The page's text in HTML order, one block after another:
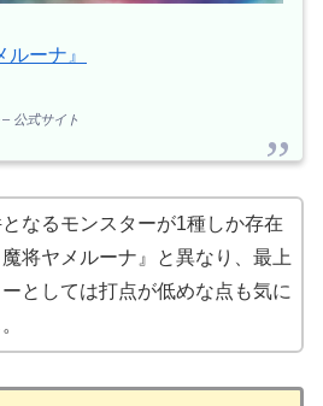
ーナ』
公式サイト
なるモンスターが1種しか存在
将ヤメルーナ』と異なり、最上
としては打点が低めな点も気に